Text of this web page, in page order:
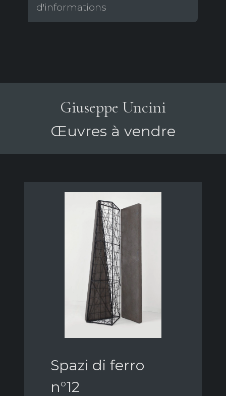
d'informations
Giuseppe Uncini
Œuvres à vendre
Spazi di ferro
n°12